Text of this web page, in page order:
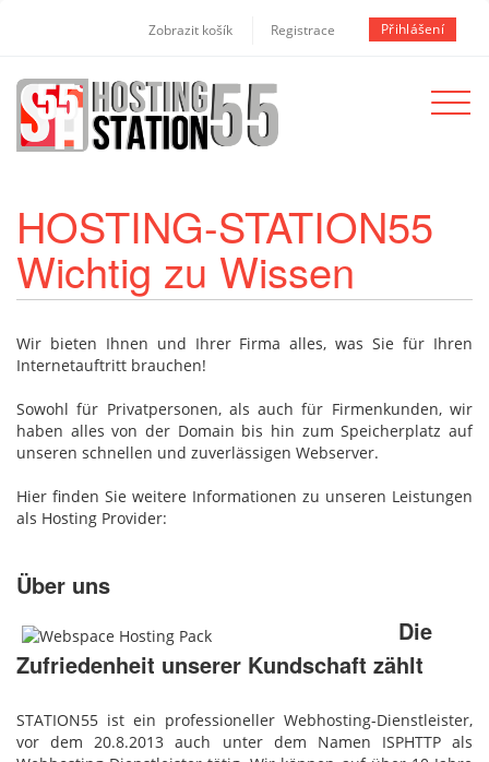
Zobrazit košík Registrace Přihlášení
Toggle
HOSTING-STATION55
Wichtig zu Wissen
Wir bieten Ihnen und Ihrer Firma alles, was Sie für Ihren
Internetauftritt brauchen!
Sowohl für Privatpersonen, als auch für Firmenkunden, wir
haben alles von der Domain bis hin zum Speicherplatz auf
unseren schnellen und zuverlässigen Webserver.
Hier finden Sie weitere Informationen zu unseren Leistungen
als Hosting Provider:
Über uns
Die
Zufriedenheit unserer Kundschaft zählt
STATION55 ist ein professioneller Webhosting-Dienstleister,
vor dem 20.8.2013 auch unter dem Namen ISPHTTP als